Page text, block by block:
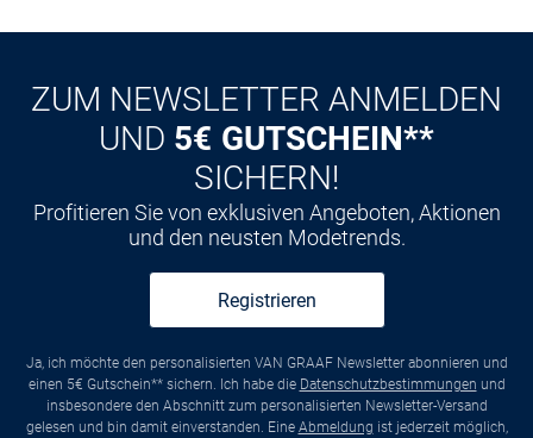
ZUM NEWSLETTER ANMELDEN
UND 5€ GUTSCHEIN**
SICHERN!
Profitieren Sie von exklusiven Angeboten, Aktionen
und den neusten Modetrends.
Registrieren
Ja, ich möchte den personalisierten VAN GRAAF Newsletter abonnieren und
einen 5€ Gutschein** sichern. Ich habe die Datenschutzbestimmungen und
insbesondere den Abschnitt zum personalisierten Newsletter-Versand
gelesen und bin damit einverstanden. Eine Abmeldung ist jederzeit möglich,